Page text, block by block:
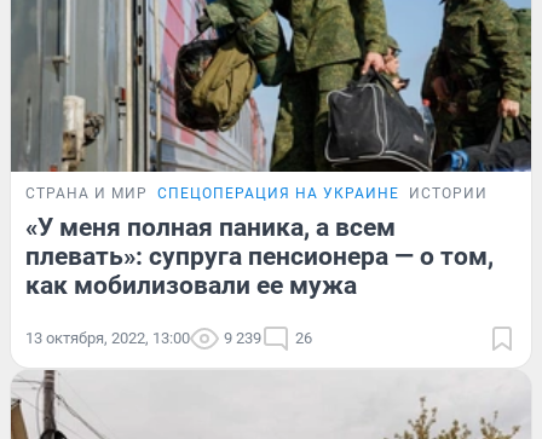
СТРАНА И МИР СПЕЦОПЕРАЦИЯ НА УКРАИНЕ ИСТОРИИ
«У меня полная паника, а всем
плевать»: супруга пенсионера — о том,
как мобилизовали ее мужа
13 октября, 2022, 13:00 9 239 26